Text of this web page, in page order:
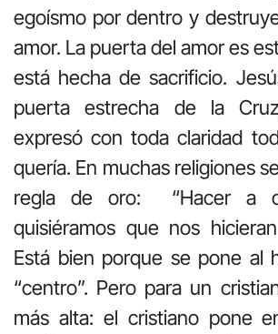
egoísmo por dentro y
amor. La puerta del amor es
está hecha de sacrificio.
puerta estrecha de la
expresó con toda claridad
quería. En muchas religiones
regla de oro: “Hacer a
quisiéramos que nos
Está bien porque se pone al
“centro”. Pero para un
más alta: el cristiano pone